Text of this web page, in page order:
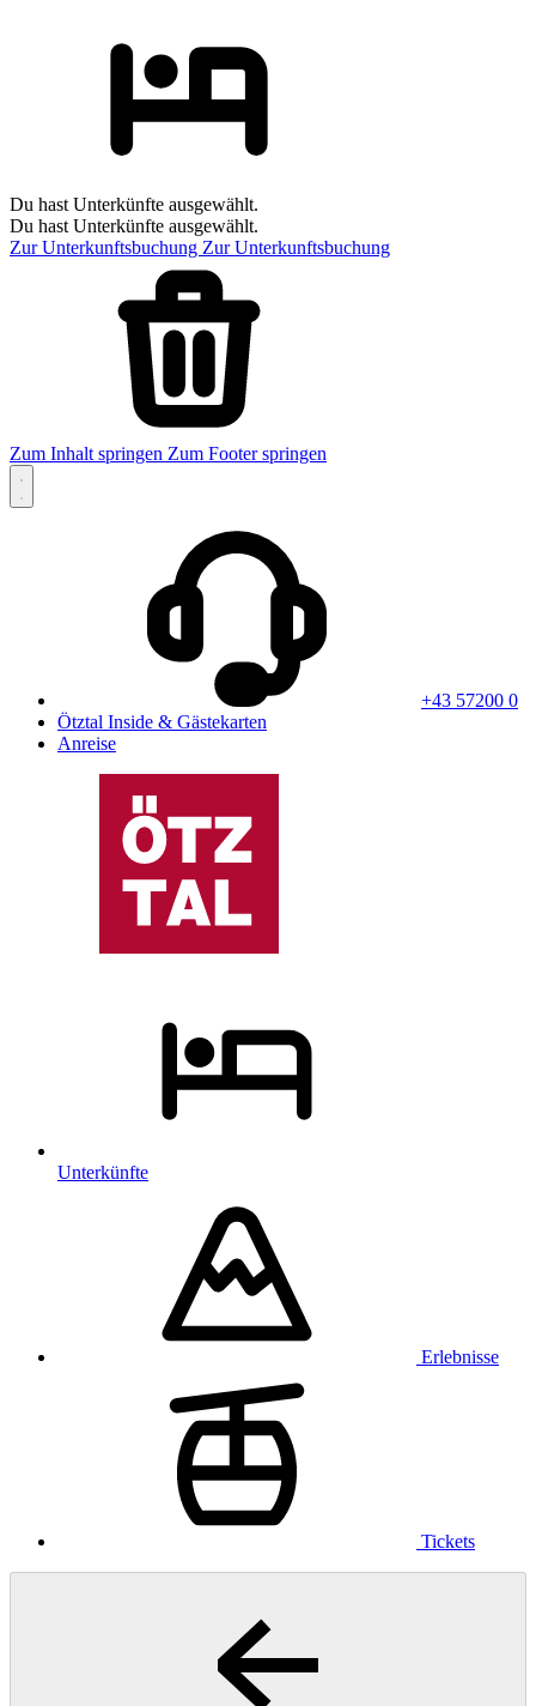
Du hast Unterkünfte ausgewählt.
Du hast Unterkünfte ausgewählt.
Zur Unterkunftsbuchung Zur Unterkunftsbuchung
Zum Inhalt springen Zum Footer springen
+43 57200 0
Ötztal Inside & Gästekarten
Anreise
Unterkünfte
Erlebnisse
Tickets